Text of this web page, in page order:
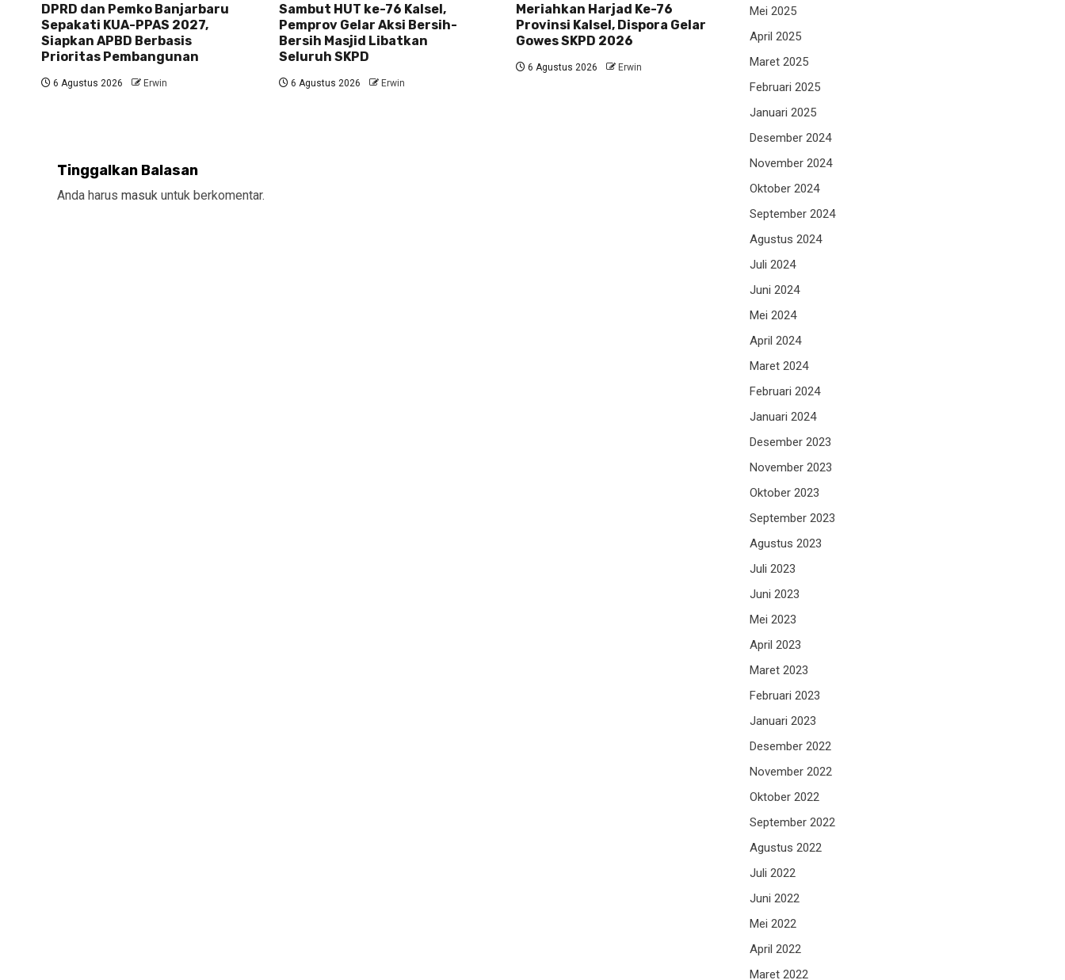
DPRD dan Pemko Banjarbaru
Sepakati KUA-PPAS 2027,
Siapkan APBD Berbasis
Prioritas Pembangunan
6 Agustus 2026 Erwin
Sambut HUT ke-76 Kalsel,
Pemprov Gelar Aksi Bersih-
Bersih Masjid Libatkan
Seluruh SKPD
6 Agustus 2026 Erwin
Meriahkan Harjad Ke-76
Provinsi Kalsel, Dispora Gelar
Gowes SKPD 2026
6 Agustus 2026 Erwin
Tinggalkan Balasan
Anda harus masuk untuk berkomentar.
Mei 2025
April 2025
Maret 2025
Februari 2025
Januari 2025
Desember 2024
November 2024
Oktober 2024
September 2024
Agustus 2024
Juli 2024
Juni 2024
Mei 2024
April 2024
Maret 2024
Februari 2024
Januari 2024
Desember 2023
November 2023
Oktober 2023
September 2023
Agustus 2023
Juli 2023
Juni 2023
Mei 2023
April 2023
Maret 2023
Februari 2023
Januari 2023
Desember 2022
November 2022
Oktober 2022
September 2022
Agustus 2022
Juli 2022
Juni 2022
Mei 2022
April 2022
Maret 2022